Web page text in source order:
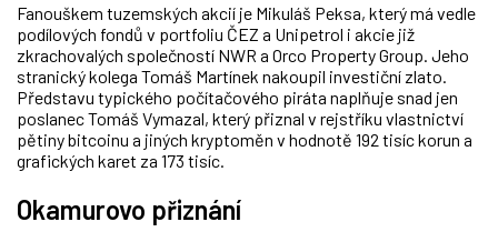
Fanouškem tuzemských akcií je Mikuláš Peksa, který má vedle
podílových fondů v portfoliu ČEZ a Unipetrol i akcie již
zkrachovalých společností NWR a Orco Property Group. Jeho
stranický kolega Tomáš Martínek nakoupil investiční zlato.
Představu typického počítačového piráta naplňuje snad jen
poslanec Tomáš Vymazal, který přiznal v rejstříku vlastnictví
pětiny bitcoinu a jiných kryptoměn v hodnotě 192 tisíc korun a
grafických karet za 173 tisíc.
Okamurovo přiznání